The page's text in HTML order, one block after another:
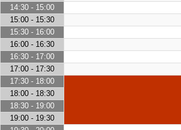
14:30 - 15:00
15:00 - 15:30
15:30 - 16:00
16:00 - 16:30
16:30 - 17:00
17:00 - 17:30
17:30 - 18:00
18:00 - 18:30
18:30 - 19:00
19:00 - 19:30